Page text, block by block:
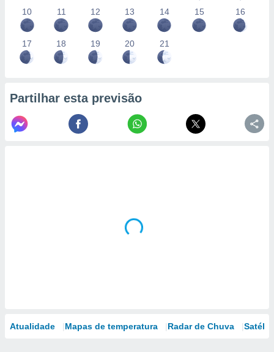
10 11 12 13 14 15 16
17 18 19 20 21
Partilhar esta previsão
Atualidade Mapas de temperatura Radar de Chuva